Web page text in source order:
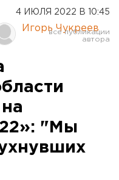
4 ИЮЛЯ 2022 В 10:45
Игорь Чукреев
"Мы